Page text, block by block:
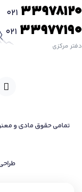
021 33978120
021 33977190
دفتر مرکزی
تمامی حقوق مادی و